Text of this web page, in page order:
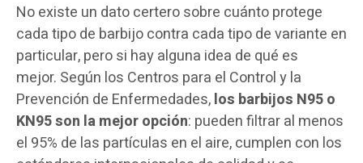
No existe un dato certero sobre cuánto protege
cada tipo de barbijo contra cada tipo de variante en
particular, pero si hay alguna idea de qué es
mejor. Según los Centros para el Control y la
Prevención de Enfermedades,los barbijos N95 o
KN95 son la mejor opción: pueden filtrar al menos
el 95% de las partículas en el aire, cumplen con los